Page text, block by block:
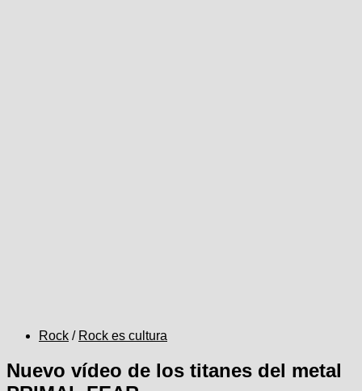
Rock / Rock es cultura
Nuevo vídeo de los titanes del metal